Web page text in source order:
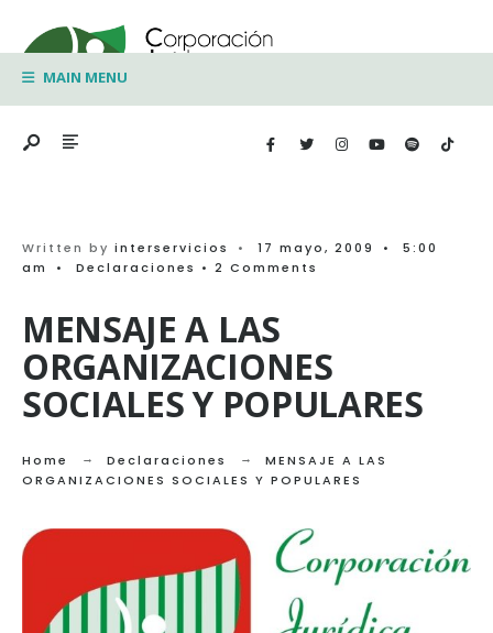
to
contentMAIN MENU
Written by interservicios • 17 mayo, 2009 •
5:00
am
• Declaraciones • 2 Comments
MENSAJE A LAS
ORGANIZACIONES
SOCIALES Y POPULARES
Home Declaraciones
MENSAJE A LAS
ORGANIZACIONES SOCIALES Y POPULARES
for: